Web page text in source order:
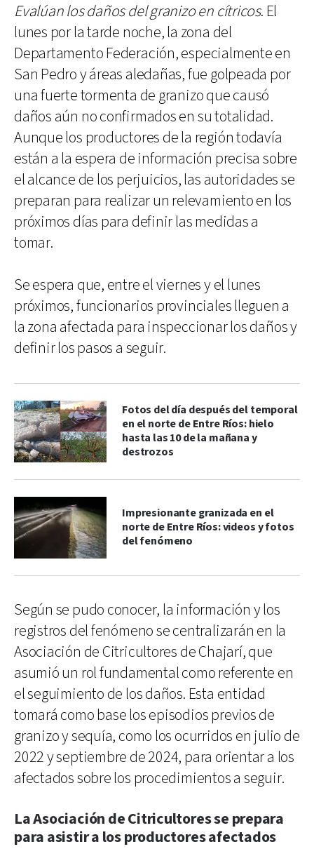
Evalúan los daños del granizo en cítricos. El
lunes por la tarde noche, la zona del
Departamento Federación, especialmente en
San Pedro y áreas aledañas, fue golpeada por
una fuerte tormenta de granizo que causó
daños aún no confirmados en su totalidad.
Aunque los productores de la región todavía
están a la espera de información precisa sobre
el alcance de los perjuicios, las autoridades se
preparan para realizar un relevamiento en los
próximos días para definir las medidas a
tomar.
Se espera que, entre el viernes y el lunes
próximos, funcionarios provinciales lleguen a
la zona afectada para inspeccionar los daños y
definir los pasos a seguir.
Fotos del día después del temporal
en el norte de Entre Ríos: hielo
hasta las 10 de la mañana y
destrozos
Impresionante granizada en el
norte de Entre Ríos: videos y fotos
del fenómeno
Según se pudo conocer, la información y los
registros del fenómeno se centralizarán en la
Asociación de Citricultores de Chajarí, que
asumió un rol fundamental como referente en
el seguimiento de los daños. Esta entidad
tomará como base los episodios previos de
granizo y sequía, como los ocurridos en julio de
2022 y septiembre de 2024, para orientar a los
afectados sobre los procedimientos a seguir.
La Asociación de Citricultores se prepara
para asistir a los productores afectados